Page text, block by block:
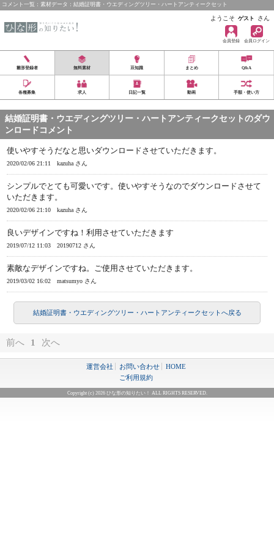
コメント一覧：素材データ：結婚証明書・ウエディングツリー・ハートアンティークセット
ようこそ ゲスト さん
会員登録 会員ログイン
雛形登録者 無料素材 豆知識 まとめ Q&A
各種募集 求人 日記一覧 動画 手順・使い方
結婚証明書・ウエディングツリー・ハートアンティークセットのダウ
ンロードコメント
使いやすそうだなと思いダウンロードさせていただきます。
2020/02/06 21:11 kazuha さん
シンプルでとても可愛いです。使いやすそうなのでダウンロードさせて
いただきます。
2020/02/06 21:10 kazuha さん
良いデザインですね！利用させていただきます
2019/07/12 11:03 20190712 さん
素敵なデザインですね。ご使用させていただきます。
2019/03/02 16:02 matsumyo さん
結婚証明書・ウエディングツリー・ハートアンティークセットへ戻る
前へ 1 次へ
運営会社 お問い合わせ
HOME
ご利用規約
Copyright (c) 2026 ひな形の知りたい！ ALL RIGHTS RESERVED.